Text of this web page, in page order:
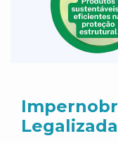
Legalizada